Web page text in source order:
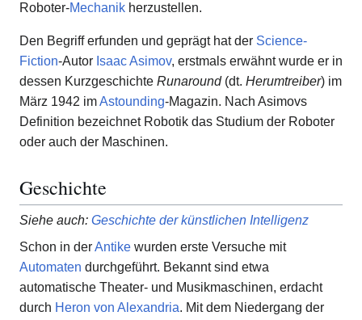
Roboter-Mechanik herzustellen.
Den Begriff erfunden und geprägt hat der Science-
Fiction-Autor Isaac Asimov, erstmals erwähnt wurde er in
dessen Kurzgeschichte Runaround(dt. Herumtreiber) im
März 1942 imAstounding-Magazin. Nach Asimovs
Definition bezeichnet Robotik das Studium der Roboter
oder auch der Maschinen.
Geschichte
Siehe auch: Geschichte der künstlichen Intelligenz
Schon in derAntike wurden erste Versuche mit
Automaten durchgeführt. Bekannt sind etwa
automatische Theater- und Musikmaschinen, erdacht
durch Heron von Alexandria. Mit dem Niedergang der